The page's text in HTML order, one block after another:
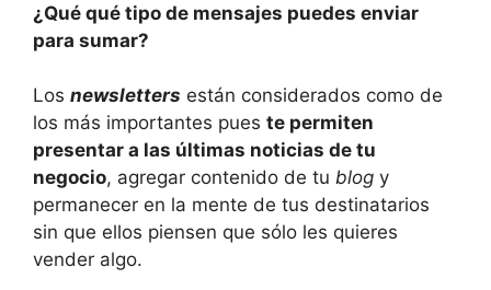
¿Qué qué tipo de mensajes puedes enviar
para sumar?
Los newsletters están considerados como de
los más importantes pues te permiten
presentar a las últimas noticias de tu
negocio, agregar contenido de tu blog y
permanecer en la mente de tus destinatarios
sin que ellos piensen que sólo les quieres
vender algo.